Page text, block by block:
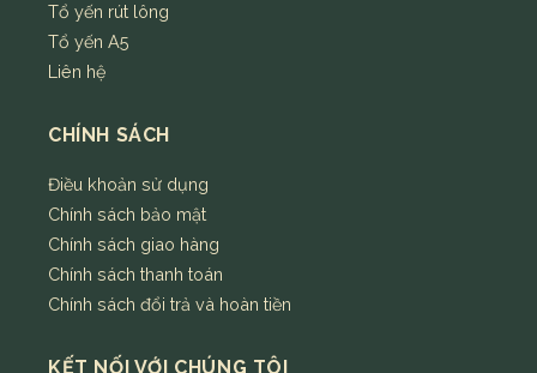
Tổ yến rút lông
Tổ yến A5
Liên hệ
CHÍNH SÁCH
Điều khoản sử dụng
Chính sách bảo mật
Chính sách giao hàng
Chính sách thanh toán
Chính sách đổi trả và hoàn tiền
KẾT NỐI VỚI CHÚNG TÔI